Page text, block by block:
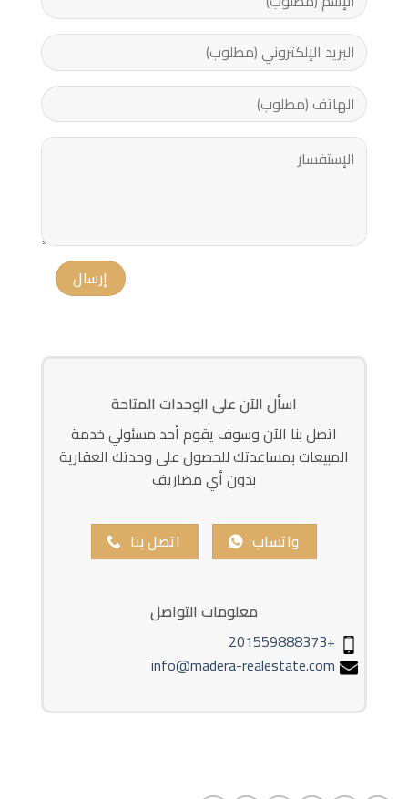
اسأل الآن على الوحدات المتاحة
اتصل بنا الآن وسوف يقوم أحد مسئولي خدمة
المبيعات بمساعدتك للحصول على وحدتك العقارية
بدون أي مصاريف
واتساب اتصل بنا
معلومات التواصل
+201559888373
info@madera-realestate.com